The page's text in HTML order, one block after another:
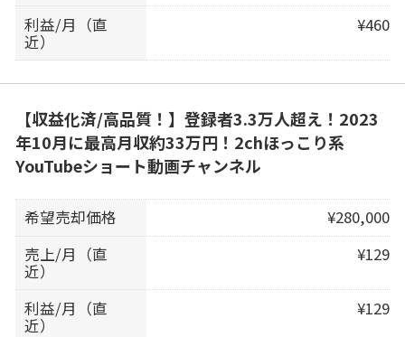
利益/月（直
近）
¥460
【収益化済/高品質！】登録者3.3万人超え！2023
年10月に最高月収約33万円！2chほっこり系
YouTubeショート動画チャンネル
希望売却価格
¥280,000
売上/月（直
近）
¥129
利益/月（直
近）
¥129